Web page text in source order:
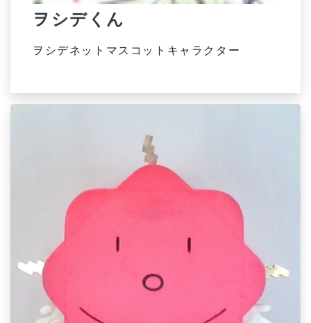
ヲシデくん
ヲシデネットマスコットキャラクター